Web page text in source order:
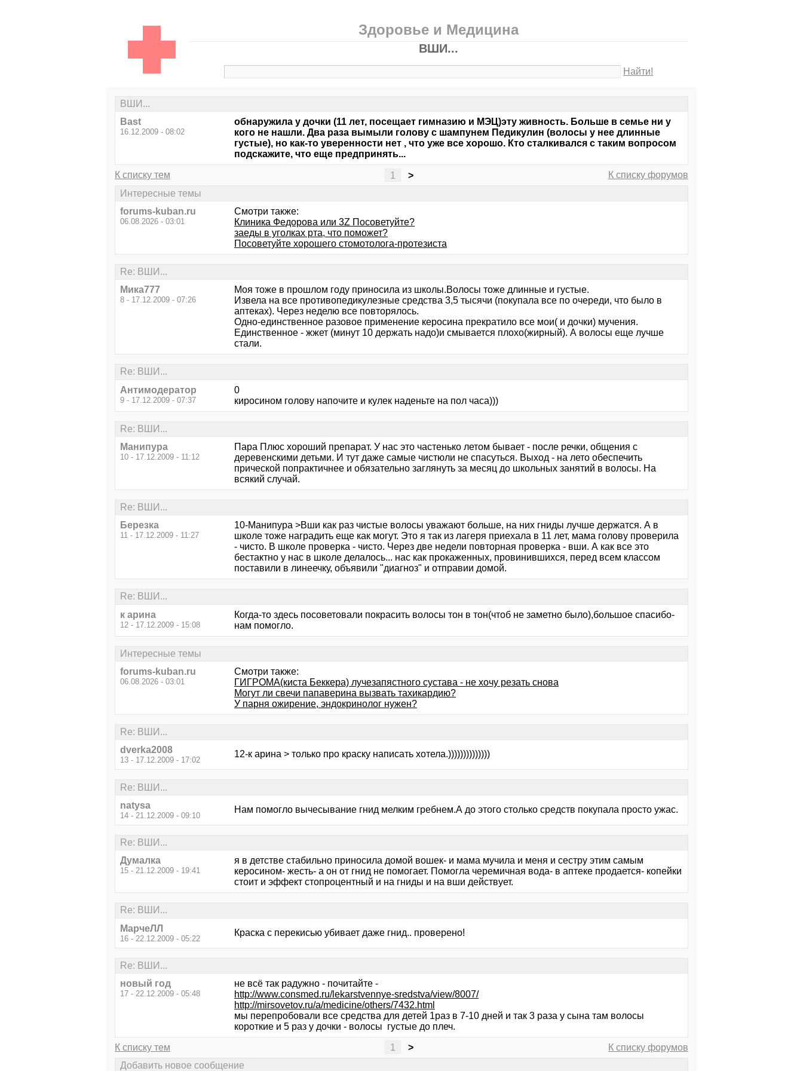
Здоровье и Медицина
ВШИ...
Найти!
ВШИ...
Bast
16.12.2009 - 08:02
обнаружила у дочки (11 лет, посещает гимназию и МЭЦ)эту живность. Больше в семье ни у
кого не нашли. Два раза вымыли голову с шампунем Педикулин (волосы у нее длинные
густые), но как-то уверенности нет , что уже все хорошо. Кто сталкивался с таким вопросом
подскажите, что еще предпринять...
К списку тем 1 >
К списку форумов
Интересные темы
forums-kuban.ru
06.08.2026 - 03:01
Смотри также:
Клиника Федорова или 3Z Посоветуйте?
заеды в уголках рта, что поможет?
Посоветуйте хорошего стомотолога-протезиста
Re: ВШИ...
Мика777
8 - 17.12.2009 - 07:26
Моя тоже в прошлом году приносила из школы.Волосы тоже длинные и густые.
Извела на все противопедикулезные средства 3,5 тысячи (покупала все по очереди, что было в
аптеках). Через неделю все повторялось.
Одно-единственное разовое применение керосина прекратило все мои( и дочки) мучения.
Единственное - жжет (минут 10 держать надо)и смывается плохо(жирный). А волосы еще лучше
стали.
Re: ВШИ...
Антимодератор
9 - 17.12.2009 - 07:37
0
киросином голову напочите и кулек наденьте на пол часа)))
Re: ВШИ...
Манипура
10 - 17.12.2009 - 11:12
Пара Плюс хороший препарат. У нас это частенько летом бывает - после речки, общения с
деревенскими детьми. И тут даже самые чистюли не спасуться. Выход - на лето обеспечить
прической попрактичнее и обязательно заглянуть за месяц до школьных занятий в волосы. На
всякий случай.
Re: ВШИ...
Березка
11 - 17.12.2009 - 11:27
10-Манипура >Вши как раз чистые волосы уважают больше, на них гниды лучше держатся. А в
школе тоже наградить еще как могут. Это я так из лагеря приехала в 11 лет, мама голову проверила
- чисто. В школе проверка - чисто. Через две недели повторная проверка - вши. А как все это
бестактно у нас в школе делалось... нас как прокаженных, провинившихся, перед всем классом
поставили в линеечку, объявили "диагноз" и отправии домой.
Re: ВШИ...
к арина
12 - 17.12.2009 - 15:08
Когда-то здесь посоветовали покрасить волосы тон в тон(чтоб не заметно было),большое спасибо-
нам помогло.
Интересные темы
forums-kuban.ru
06.08.2026 - 03:01
Смотри также:
ГИГРОМА(киста Беккера) лучезапястного сустава - не хочу резать снова
Могут ли свечи папаверина вызвать тахикардию?
У парня ожирение, эндокринолог нужен?
Re: ВШИ...
dverka2008
13 - 17.12.2009 - 17:02
12-к арина > только про краску написать хотела.))))))))))))))
Re: ВШИ...
natysa
14 - 21.12.2009 - 09:10
Нам помогло вычесывание гнид мелким гребнем.А до этого столько средств покупала просто ужас.
Re: ВШИ...
Думалка
15 - 21.12.2009 - 19:41
я в детстве стабильно приносила домой вошек- и мама мучила и меня и сестру этим самым
керосином- жесть- а он от гнид не помогает. Помогла черемичная вода- в аптеке продается- копейки
стоит и эффект стопроцентный и на гниды и на вши действует.
Re: ВШИ...
МарчеЛЛ
16 - 22.12.2009 - 05:22
Краска с перекисью убивает даже гнид.. проверено!
Re: ВШИ...
новый год
17 - 22.12.2009 - 05:48
не всё так радужно - почитайте -
http://www.consmed.ru/lekarstvennye-sredstva/view/8007/
http://mirsovetov.ru/a/medicine/others/7432.html
мы перепробовали все средства для детей 1раз в 7-10 дней и так 3 раза у сына там волосы
короткие и 5 раз у дочки - волосы густые до плеч.
К списку тем 1 >
К списку форумов
Добавить новое сообщение